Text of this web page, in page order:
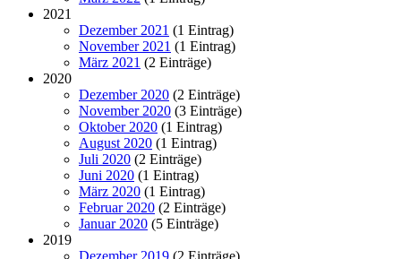
2021
Dezember 2021 (1 Eintrag)
November 2021 (1 Eintrag)
März 2021 (2 Einträge)
2020
Dezember 2020 (2 Einträge)
November 2020 (3 Einträge)
Oktober 2020 (1 Eintrag)
August 2020 (1 Eintrag)
Juli 2020 (2 Einträge)
Juni 2020 (1 Eintrag)
März 2020 (1 Eintrag)
Februar 2020 (2 Einträge)
Januar 2020 (5 Einträge)
2019
Dezember 2019 (2 Einträge)